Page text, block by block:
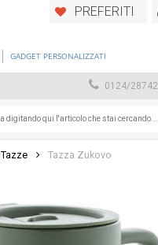
PREFERITI
GADGET PERSONALIZZATI
0124/28742
Tazze Tazza Zukovo